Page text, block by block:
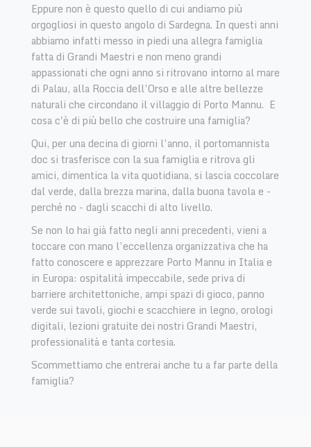
Eppure non è questo quello di cui andiamo più
orgogliosi in questo angolo di Sardegna. In questi anni
abbiamo infatti messo in piedi una allegra famiglia
fatta di Grandi Maestri e non meno grandi
appassionati che ogni anno si ritrovano intorno al mare
di Palau, alla Roccia dell’Orso e alle altre bellezze
naturali che circondano il villaggio di Porto Mannu. E
cosa c'è di più bello che costruire una famiglia?
Qui, per una decina di giorni l’anno, il portomannista
doc si trasferisce con la sua famiglia e ritrova gli
amici, dimentica la vita quotidiana, si lascia coccolare
dal verde, dalla brezza marina, dalla buona tavola e -
perché no - dagli scacchi di alto livello.
Se non lo hai già fatto negli anni precedenti, vieni a
toccare con mano l’eccellenza organizzativa che ha
fatto conoscere e apprezzare Porto Mannu in Italia e
in Europa: ospitalità impeccabile, sede priva di
barriere architettoniche, ampi spazi di gioco, panno
verde sui tavoli, giochi e scacchiere in legno, orologi
digitali, lezioni gratuite dei nostri Grandi Maestri,
professionalità e tanta cortesia.
Scommettiamo che entrerai anche tu a far parte della
famiglia?